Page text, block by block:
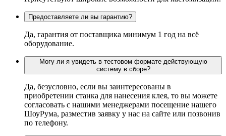
Предоставляете ли вы гарантию?
Да, гарантия от поставщика минимум 1 год на всё
оборудование.
Могу ли я увидеть в тестовом формате действующую
систему в сборе?
Да, безусловно, если вы заинтересованы в
приобретении станка для нанесения клея, то вы можете
согласовать с нашими менеджерами посещение нашего
ШоуРума, разместив заявку у нас на сайте или позвонив
по телефону.